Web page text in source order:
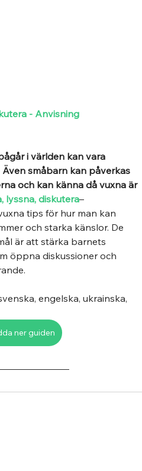
- Anvisning
i världen kan vara
småbarn kan påverkas
och kan känna då vuxna är
lyssna, diskutera–
tips för hur man kan
och starka känslor. De
är att stärka barnets
öppna diskussioner och
engelska, ukrainska,
ner guiden